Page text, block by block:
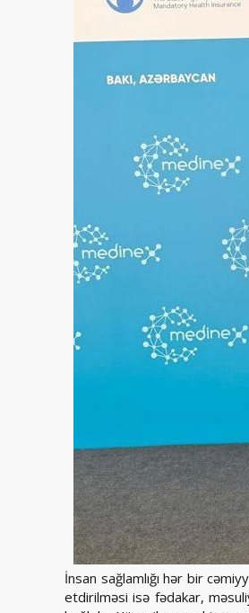
İnsan sağlamlığı hər bir
etdirilməsi isə fədakar,